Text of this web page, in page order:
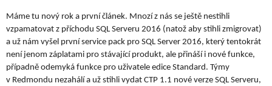
Máme tu nový rok a první článek. Mnozí z nás se ještě nestihli
vzpamatovat z příchodu SQL Serveru 2016 (natož aby stihli zmigrovat)
a už nám vyšel první service pack pro SQL Server 2016, který tentokrát
není jenom záplatami pro stávající produkt, ale přináší i nové funkce,
případně odemyká funkce pro uživatele edice Standard. Týmy
v Redmondu nezahálí a už stihli vydat CTP 1.1 nové verze SQL Serveru,